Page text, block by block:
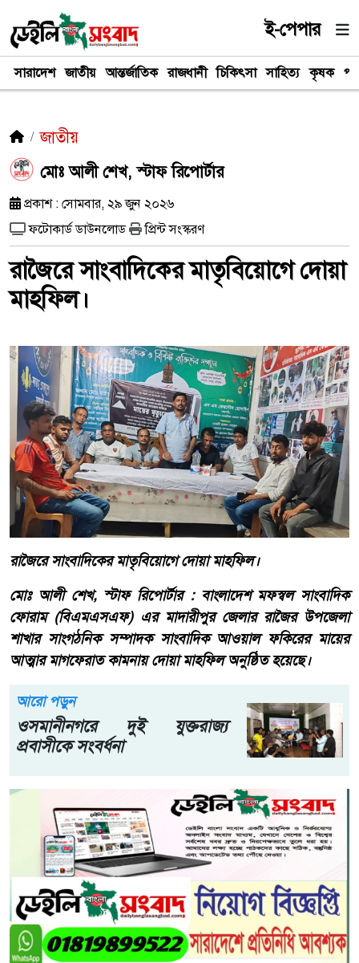
ই-পেপার
সারাদেশ জাতীয় আন্তর্জাতিক রাজধানী চিকিৎসা সাহিত্য কৃষক
জাতীয়
মোঃ আলী শেখ, স্টাফ রিপোর্টার
প্রকাশ : সোমবার, ২৯ জুন ২০২৬
ফটোকার্ড ডাউনলোড
প্রিন্ট সংস্করণ
রাজৈরে সাংবাদিকের মাতৃবিয়োগে দোয়া
মাহফিল।
রাজৈরে সাংবাদিকের মাতৃবিয়োগে দোয়া মাহফিল।
মোঃ আলী শেখ, স্টাফ রিপোর্টার : বাংলাদেশ মফস্বল সাংবাদিক
ফোরাম (বিএমএসএফ) এর মাদারীপুর জেলার রাজৈর উপজেলা
শাখার সাংগঠনিক সম্পাদক সাংবাদিক আওয়াল ফকিরের মায়ের
আত্মার মাগফেরাত কামনায় দোয়া মাহফিল অনুষ্ঠিত হয়েছে।
আরো পড়ুন
ওসমানীনগরে দুই যুক্তরাজ্য
প্রবাসীকে সংবর্ধনা